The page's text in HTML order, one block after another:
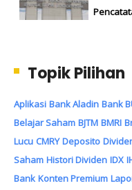
Topik Pilihan
Aplikasi Bank Aladin Bank
Belajar Saham BJTM BMRI
Lucu CMRY Deposito
Saham Histori Dividen IDX
Bank Konten Premium